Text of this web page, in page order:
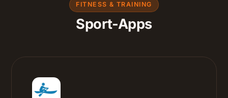
FITNESS & TRAINING
Sport-Apps